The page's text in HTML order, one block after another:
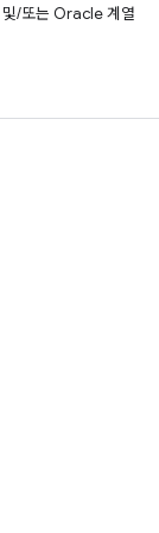
/또는 Oracle 계열